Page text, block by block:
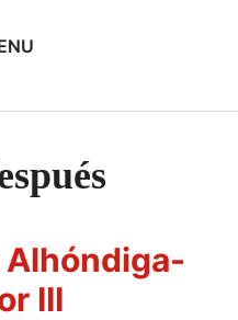
REALIDAD
III